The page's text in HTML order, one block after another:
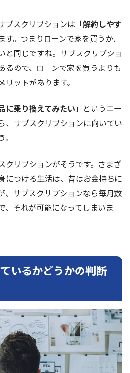
ブスクリプションは「解約しやす
す。つまりローンで家を買うか、
と同じですね。サブスクリプショ
るので、ローンで家を買うよりも
ットがあります。
に乗り換えてみたい 」というニー
、サブスクリプションに向いてい
クリプションがそうです。さまざ
につける生活は、昔はお金持ちに
、サブスクリプションなら毎月数
、それが可能になってしまいま
いるかどうかの判断